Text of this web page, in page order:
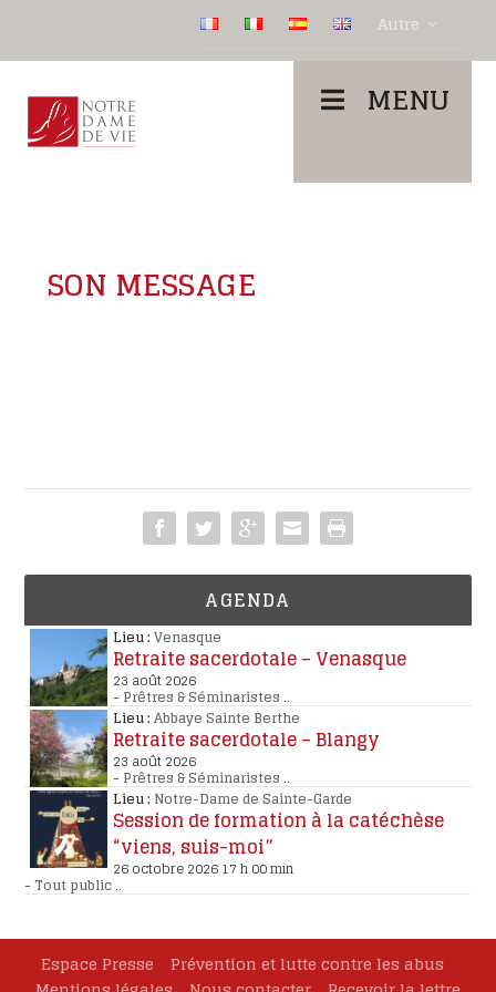
Autre
MENU
SON MESSAGE
AGENDA
Lieu : Venasque
Retraite sacerdotale – Venasque
23 août 2026
- Prêtres & Séminaristes..
Lieu : Abbaye Sainte Berthe
Retraite sacerdotale – Blangy
23 août 2026
- Prêtres & Séminaristes..
Lieu : Notre-Dame de Sainte-Garde
Session de formation à la catéchèse
“viens, suis-moi”
26 octobre 2026 17 h 00 min
-Tout public..
Espace Presse
Prévention et lutte contre les abus